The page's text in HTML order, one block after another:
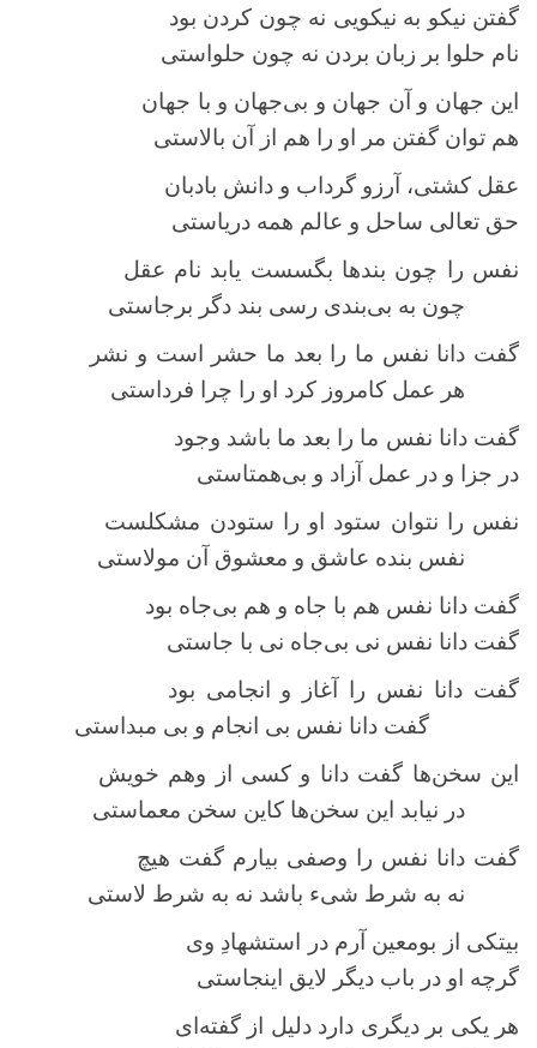
گفتن نیکو به نیکویی نه چون کردن بود
نام حلوا بر زبان بردن نه چون حلواستی
این جهان و آن جهان و بی‌جهان و با جهان
هم توان گفتن مر او را هم از آن بالاستی
عقل کشتی، آرزو گرداب و دانش بادبان
حق تعالی ساحل و عالم همه دریاستی
نفس را چون بندها بگسست یابد نام عقل
چون به بی‌بندی رسی بند دگر برجاستی
گفت دانا نفس ما را بعد ما حشر است و نشر
هر عمل کامروز کرد او را چرا فرداستی
گفت دانا نفس ما را بعد ما باشد وجود
در جزا و در عمل آزاد و بی‌همتاستی
نفس را نتوان ستود او را ستودن مشکلست
نفس بنده عاشق و معشوق آن مولاستی
گفت دانا نفس هم با جاه و هم بی‌جاه بود
گفت دانا نفس نی بی‌جاه نی با جاستی
گفت دانا نفس را آغاز و انجامی بود
گفت دانا نفس بی انجام و بی مبداستی
این سخن‌ها گفت دانا و کسی از وهم خویش
در نیابد این سخن‌ها کاین سخن معماستی
گفت دانا نفس را وصفی بیارم گفت هیچ
نه به شرط شیء باشد نه به شرط لاستی
بیتکی از بومعین آرم در استشهادِ وی
گرچه او در باب دیگر لایق اینجاستی
هر یکی بر دیگری دارد دلیل از گفته‌ای